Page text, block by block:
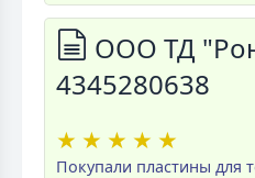
ООО ТД
4345280638
★ ★ ★ ★ ★
Покупали пластины для